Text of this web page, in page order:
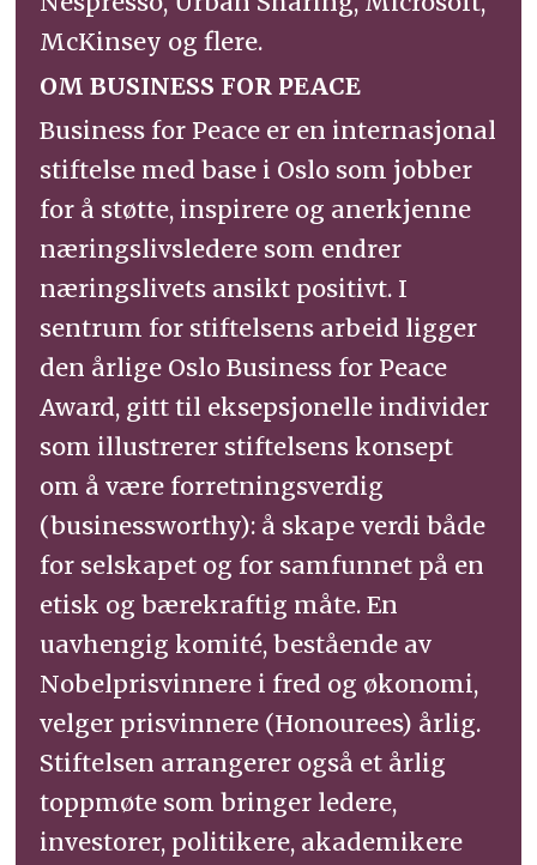
McKinsey og flere.
OM BUSINESS FOR PEACE
Business for Peace er en internasjonal
stiftelse med base i Oslo som jobber
for å støtte, inspirere og anerkjenne
næringslivsledere som endrer
næringslivets ansikt positivt. I
sentrum for stiftelsens arbeid ligger
den årlige Oslo Business for Peace
Award, gitt til eksepsjonelle individer
som illustrerer stiftelsens konsept
om å være forretningsverdig
(businessworthy): å skape verdi både
for selskapet og for samfunnet på en
etisk og bærekraftig måte. En
uavhengig komité, bestående av
Nobelprisvinnere i fred og økonomi,
velger prisvinnere (Honourees) årlig.
Stiftelsen arrangerer også et årlig
toppmøte som bringer ledere,
investorer, politikere, akademikere